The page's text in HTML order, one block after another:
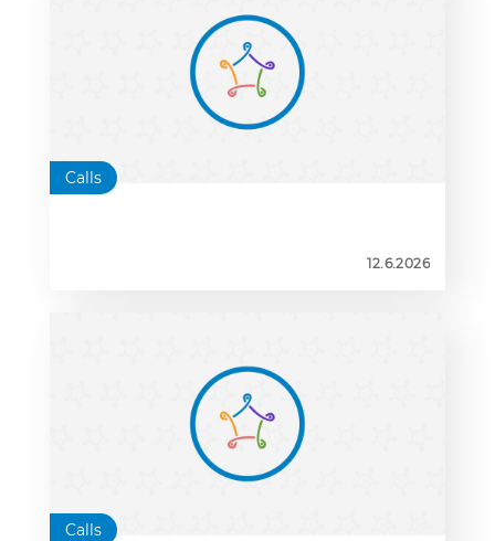
Calls
12.6.2026
Calls